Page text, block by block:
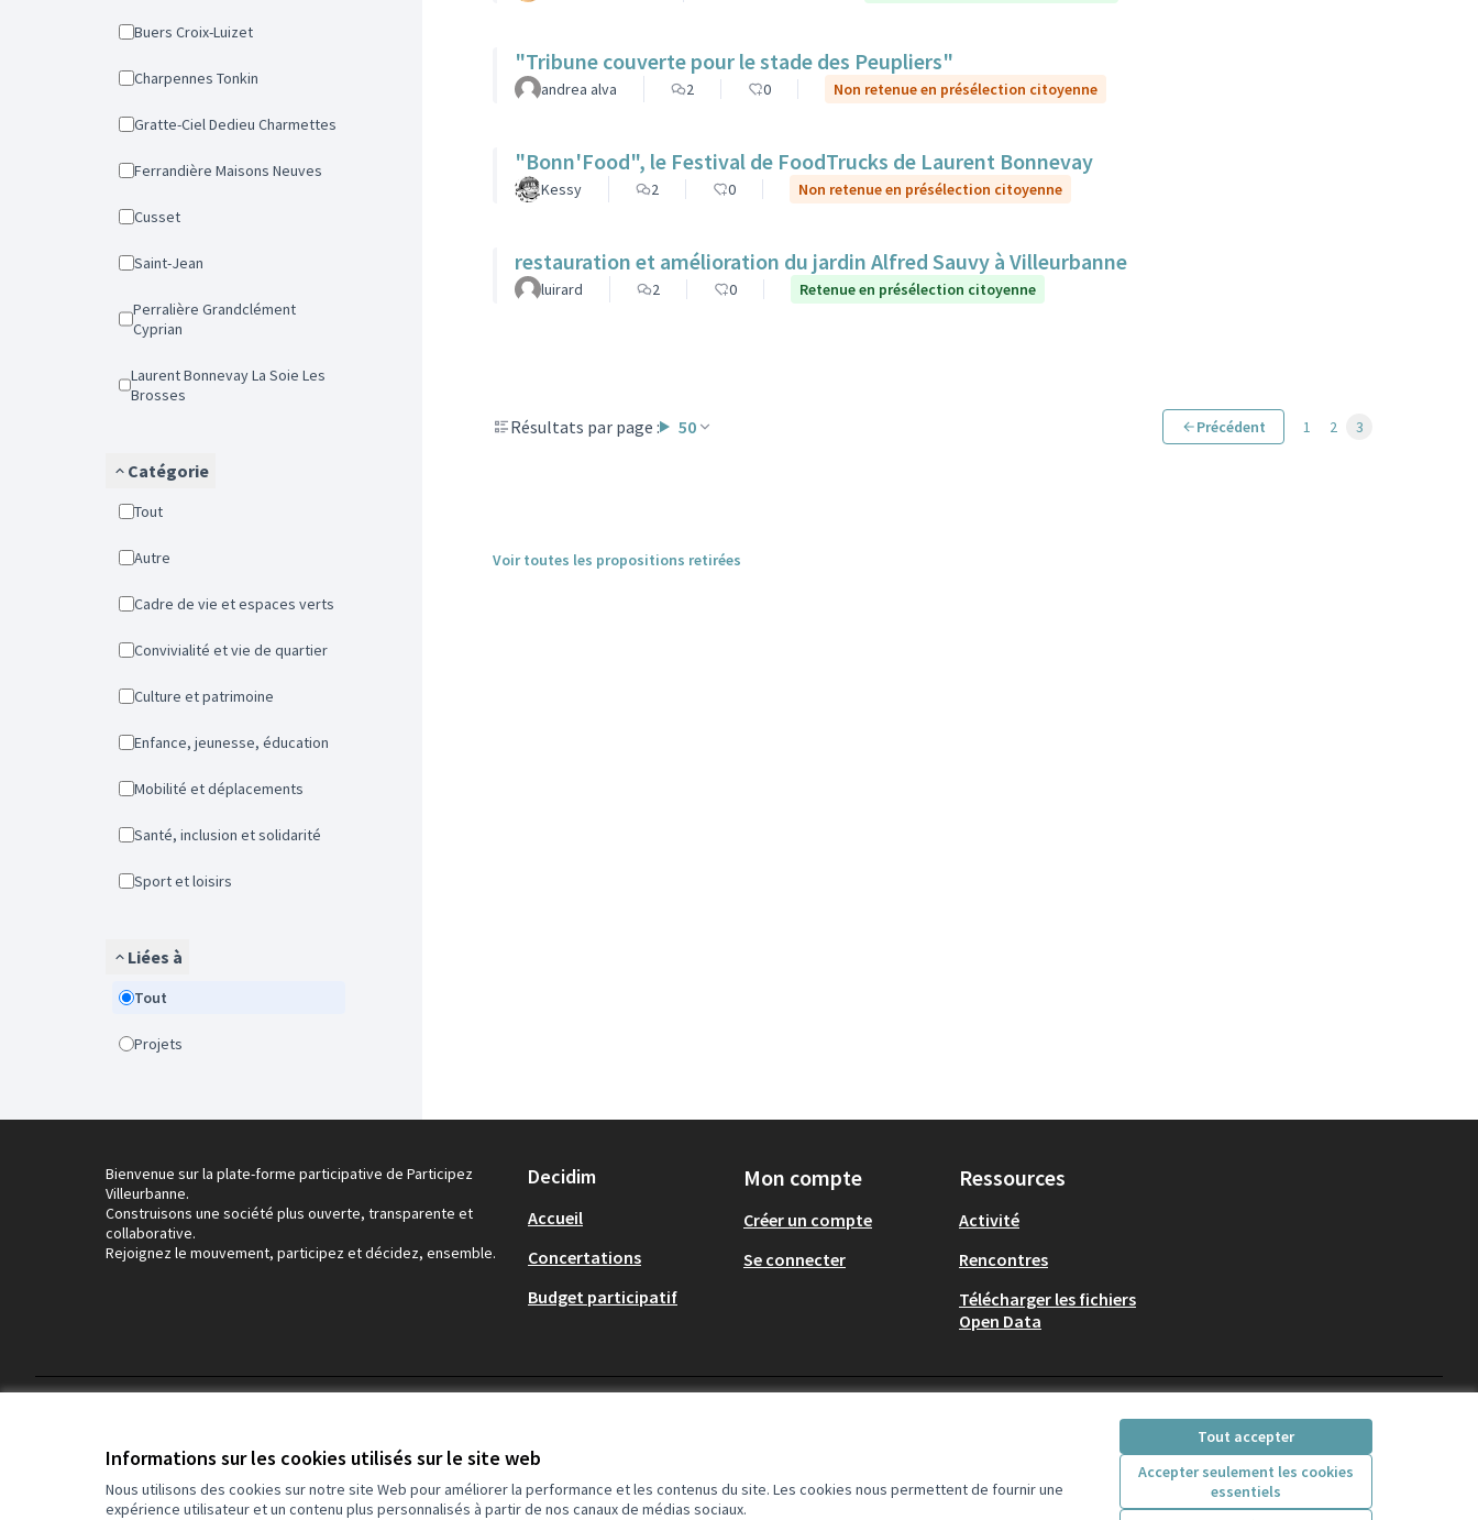
Informations sur les cookies utilisés sur le site web
Nous utilisons des cookies sur notre site Web pour améliorer la performance et les contenus du site. Les cookies nous permettent de fournir une
expérience utilisateur et un contenu plus personnalisés à partir de nos canaux de médias sociaux.
Tout accepter
Accepter seulement les cookies
essentiels
Buers Croix-Luizet
Charpennes Tonkin
Gratte-Ciel Dedieu Charmettes
Ferrandière Maisons Neuves
Cusset
Saint-Jean
Perralière Grandclément
Cyprian
Laurent Bonnevay La Soie Les
Brosses
Catégorie
Tout
Autre
Cadre de vie et espaces verts
Convivialité et vie de quartier
Culture et patrimoine
Enfance, jeunesse, éducation
Mobilité et déplacements
Santé, inclusion et solidarité
Sport et loisirs
Liées à
Tout
Projets
"Tribune couverte pour le stade des Peupliers"
andrea alva 2 0 Non retenue en présélection citoyenne
"Bonn'Food", le Festival de FoodTrucks de Laurent Bonnevay
Kessy 2 0 Non retenue en présélection citoyenne
restauration et amélioration du jardin Alfred Sauvy à Villeurbanne
luirard 2 0 Retenue en présélection citoyenne
Résultats par page : 50 Précédent 1 2 3
Voir toutes les propositions retirées
Bienvenue sur la plate-forme participative de Participez
Villeurbanne.
Construisons une société plus ouverte, transparente et
collaborative.
Rejoignez le mouvement, participez et décidez, ensemble.
Decidim
Accueil
Concertations
Budget participatif
Mon compte
Créer un compte
Se connecter
Ressources
Activité
Rencontres
Télécharger les fichiers
Open Data
(Lien externe)
(Lien externe)(Lien externe)(Lien externe)
Licence Creative
(Lien externe)